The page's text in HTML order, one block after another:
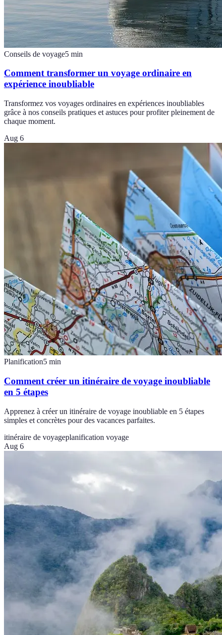
Conseils de voyage5 min
Comment transformer un voyage ordinaire en
expérience inoubliable
Transformez vos voyages ordinaires en expériences inoubliables
grâce à nos conseils pratiques et astuces pour profiter pleinement de
chaque moment.
Aug 6
Planification5 min
Comment créer un itinéraire de voyage inoubliable
en 5 étapes
Apprenez à créer un itinéraire de voyage inoubliable en 5 étapes
simples et concrètes pour des vacances parfaites.
itinéraire de voyageplanification voyage
Aug 6